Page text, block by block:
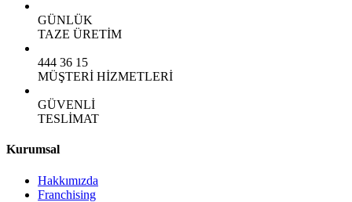
GÜNLÜK
TAZE ÜRETİM
444 36 15
MÜŞTERİ HİZMETLERİ
GÜVENLİ
TESLİMAT
Kurumsal
Hakkımızda
Franchising